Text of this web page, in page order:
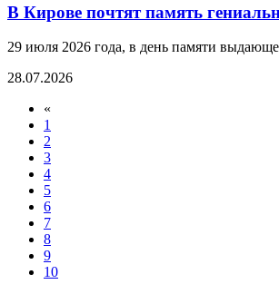
В Кирове почтят память
29 июля 2026 года, в день памяти
28.07.2026
«
1
2
3
4
5
6
7
8
9
10